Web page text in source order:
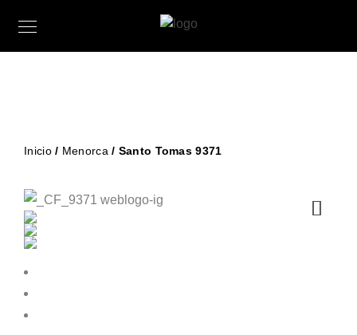
Inicio/ Menorca / Santo Tomas 9371